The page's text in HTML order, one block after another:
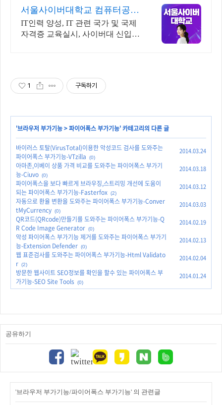
서울사이버대학교 컴퓨터공학
과 2026 가을학기 신편입생
IT인력 양성, IT 관련 국가 및 국제
자격증 교육실시, 사이버대 신입생
1 구독하기
'브라우저 부가기능>파이어폭스 부가기능' 카테고리의 다른 글
바이러스 토탈(VirusTotal)이용한 악성코드 검사를 도와주는
파이어폭스 부가기능-VTzilla
(0)
2014.03.24
아마존,이베이 상품 가격 비교를 도와주는 파이어폭스 부가기
능-Ciuvo (0)
2014.03.18
파이어폭스을 보다 빠르게 브라우징,스트리밍 개선에 도움이
되는 파이어폭스 부가기능-Fasterfox (2)
2014.03.12
자동으로 환율 변환을 도와주는 파이어폭스 부가기능-Conver
tMyCurrency (0)
2014.03.03
QR코드(QRcode)만들기를 도와주는 파이어폭스 부가기능-Q
R Code Image Generator (0)
2014.02.19
악성 파이어폭스 부가기능 제거를 도와주는 파이어폭스 부가기
능-Extension Defender (0)
2014.02.13
웹 표준검사를 도와주는 파이어폭스 부가기능-Html Validato
r (2)
2014.02.04
방문한 웹사이트 SEO정보를 확인을 할수 있는 파이어폭스 부
가기능-SEO Site Tools
(0)
2014.01.24
공유하기
'브라우저 부가기능/파이어폭스 부가기능' 의 관련글